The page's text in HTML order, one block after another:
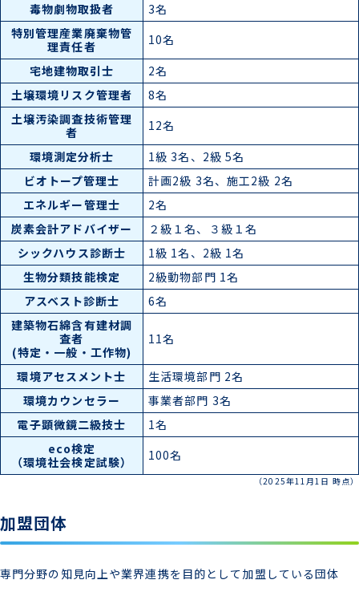
毒物劇物取扱者
3名
特別管理産業廃棄物管
理責任者
10名
宅地建物取引士
2名
土壌環境リスク管理者
8名
土壌汚染調査技術管理
者
12名
環境測定分析士
1級 3名、2級 5名
ビオトープ管理士
計画2級 3名、施工2級 2名
エネルギー管理士
2名
炭素会計アドバイザー
２級１名、３級１名
シックハウス診断士
1級 1名、2級 1名
生物分類技能検定
2級動物部門 1名
アスベスト診断士
6名
建築物石綿含有建材調
査者
(特定・一般・工作物)
11名
環境アセスメント士
生活環境部門 2名
環境カウンセラー
事業者部門 3名
電子顕微鏡二級技士
1名
eco検定
（環境社会検定試験）
100名
（2025年11月1日 時点）
加盟団体
専門分野の知見向上や業界連携を目的として加盟している団体